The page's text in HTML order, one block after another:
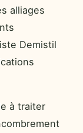
alliages
Demistil
à traiter